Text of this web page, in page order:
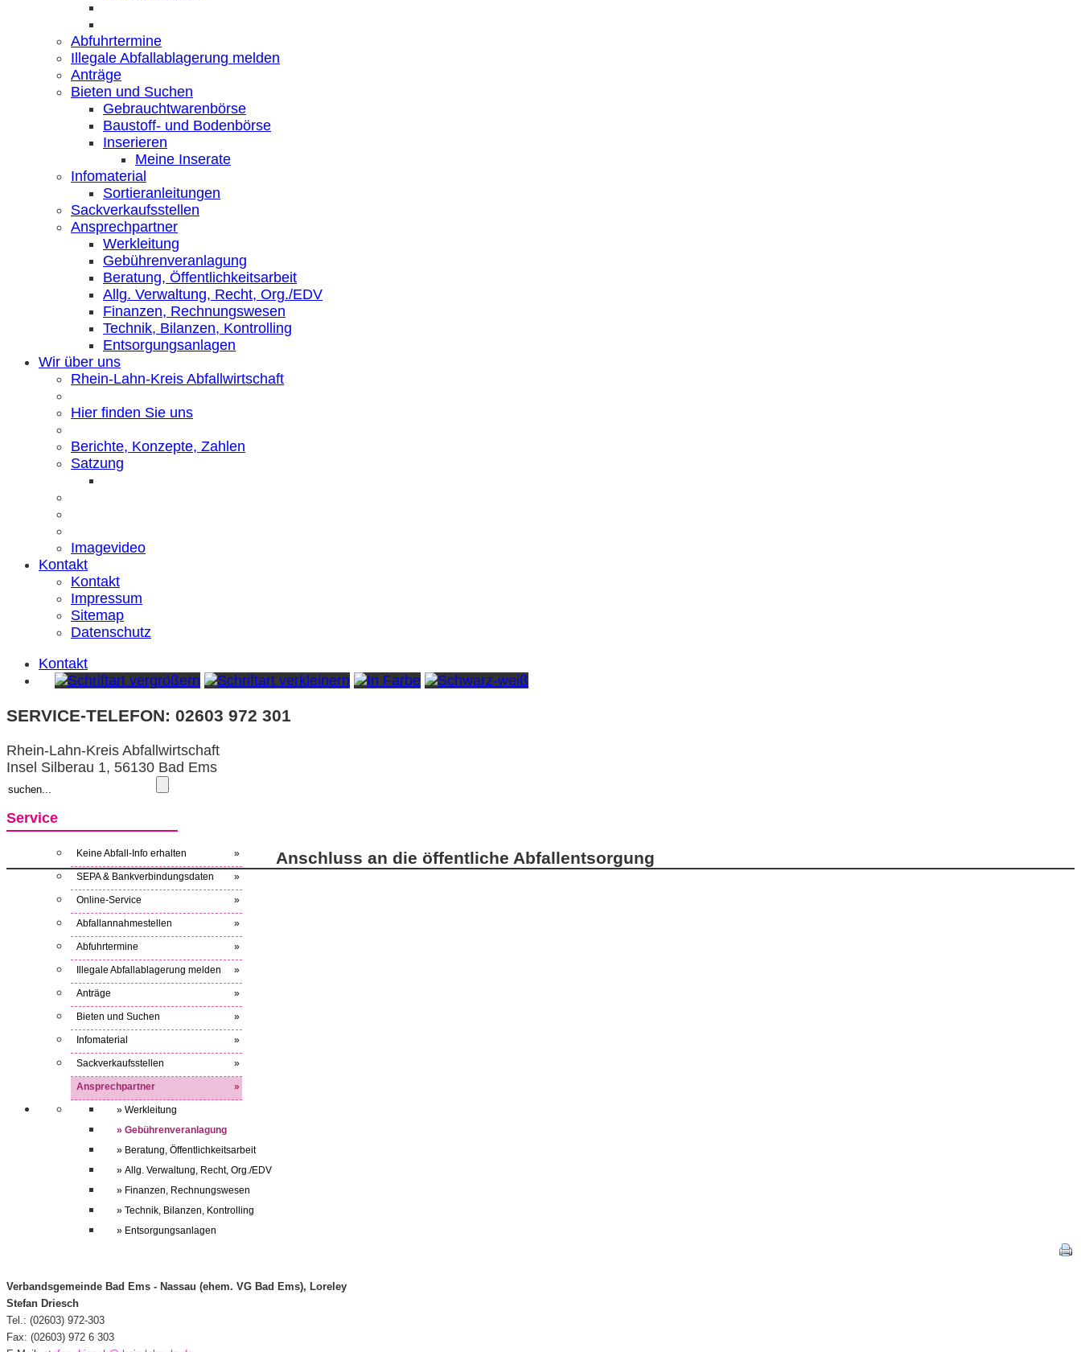
Abfuhrtermine
Illegale Abfallablagerung melden
Anträge
Bieten und Suchen
Gebrauchtwarenbörse
Baustoff- und Bodenbörse
Inserieren
Meine Inserate
Infomaterial
Sortieranleitungen
Sackverkaufsstellen
Ansprechpartner
Werkleitung
Gebührenveranlagung
Beratung, Öffentlichkeitsarbeit
Allg. Verwaltung, Recht, Org./EDV
Finanzen, Rechnungswesen
Technik, Bilanzen, Kontrolling
Entsorgungsanlagen
Wir über uns
Rhein-Lahn-Kreis Abfallwirtschaft
Hier finden Sie uns
Berichte, Konzepte, Zahlen
Satzung
Imagevideo
Kontakt
Kontakt
Impressum
Sitemap
Datenschutz
Kontakt
SERVICE-TELEFON: 02603 972 301
Rhein-Lahn-Kreis Abfallwirtschaft
Insel Silberau 1, 56130 Bad Ems
Service
Keine Abfall-Info erhalten »
SEPA & Bankverbindungsdaten »
Online-Service »
Abfallannahmestellen »
Abfuhrtermine »
Illegale Abfallablagerung melden »
Anträge »
Bieten und Suchen »
Infomaterial »
Sackverkaufsstellen »
Ansprechpartner »
» Werkleitung
» Gebührenveranlagung
» Beratung, Öffentlichkeitsarbeit
» Allg. Verwaltung, Recht, Org./EDV
» Finanzen, Rechnungswesen
» Technik, Bilanzen, Kontrolling
» Entsorgungsanlagen
Anschluss an die öffentliche Abfallentsorgung
Verbandsgemeinde Bad Ems - Nassau (ehem. VG Bad Ems), Loreley
Stefan Driesch
Tel.: (02603) 972-303
Fax: (02603) 972 6 303